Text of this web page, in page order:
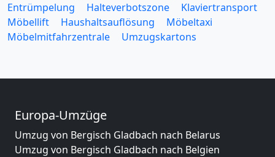
Entrümpelung
Halteverbotszone
Klaviertransport
Möbellift
Haushaltsauflösung
Möbeltaxi
Möbelmitfahrzentrale
Umzugskartons
Europa-Umzüge
Umzug von Bergisch Gladbach nach Belarus
Umzug von Bergisch Gladbach nach Belgien